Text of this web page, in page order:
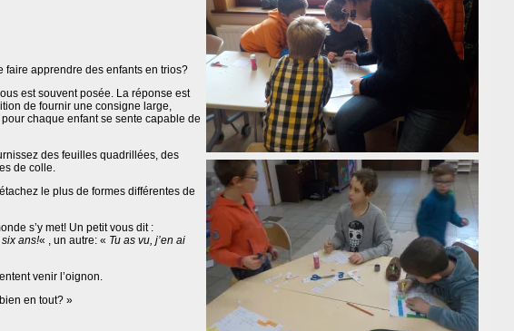
faire apprendre des enfants en trios?
est souvent posée. La réponse est
de fournir une consigne large,
chaque enfant se sente capable de
des feuilles quadrillées, des
de colle.
le plus de formes différentes de
s’y met! Un petit vous dit :
six ans!« , un autre: « Tu as vu, j’en ai
venir l’oignon.
en tout? »